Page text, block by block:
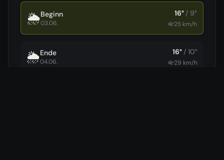
🌦️Beginn
03.06.
16° / 9°
25 km/h
🌦️Ende
04.06.
16° / 10°
29 km/h